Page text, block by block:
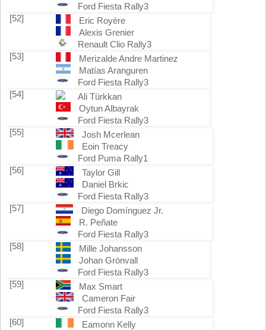
Ford Fiesta Rally3
[52]
Eric Royère
Alexis Grenier
Renault Clio Rally3
[53]
Merizalde Andre Martinez
Matías Aranguren
Ford Fiesta Rally3
[54]
Ali Türkkan
Oytun Albayrak
Ford Fiesta Rally3
[55]
Josh Mcerlean
Eoin Treacy
Ford Puma Rally1
[56]
Taylor Gill
Daniel Brkic
Ford Fiesta Rally3
[57]
Diego Domínguez Jr.
R. Peñate
Ford Fiesta Rally3
[58]
Mille Johansson
Johan Grönvall
Ford Fiesta Rally3
[59]
Max Smart
Cameron Fair
Ford Fiesta Rally3
[60]
Eamonn Kelly